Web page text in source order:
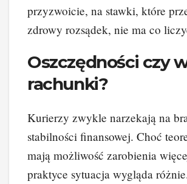
przyzwoicie, na stawki, które
zdrowy rozsądek, nie ma co
Oszczędności czy
rachunki?
Kurierzy zwykle narzekają na
stabilności finansowej. Choć
mają możliwość zarobienia
praktyce sytuacja wygląda